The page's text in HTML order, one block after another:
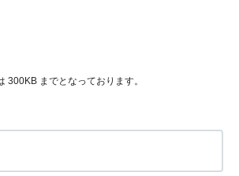
300KB までとなっております。